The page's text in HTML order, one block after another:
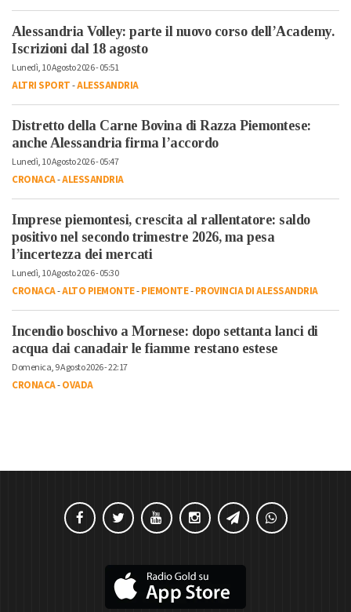
Alessandria Volley: parte il nuovo corso dell’Academy.
Iscrizioni dal 18 agosto
Lunedì, 10 Agosto 2026 - 05:51
ALTRI SPORT-ALESSANDRIA
Distretto della Carne Bovina di Razza Piemontese:
anche Alessandria firma l’accordo
Lunedì, 10 Agosto 2026 - 05:47
CRONACA-ALESSANDRIA
Imprese piemontesi, crescita al rallentatore: saldo
positivo nel secondo trimestre 2026, ma pesa
l’incertezza dei mercati
Lunedì, 10 Agosto 2026 - 05:30
CRONACA-ALTO PIEMONTE-PIEMONTE-PROVINCIA DI ALESSANDRIA
Incendio boschivo a Mornese: dopo settanta lanci di
acqua dai canadair le fiamme restano estese
Domenica, 9 Agosto 2026 - 22:17
CRONACA-OVADA